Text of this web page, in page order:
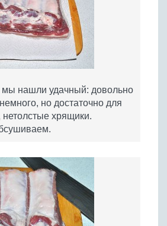
мы нашли удачный: довольно
но достаточно для
нетолстые хрящики.